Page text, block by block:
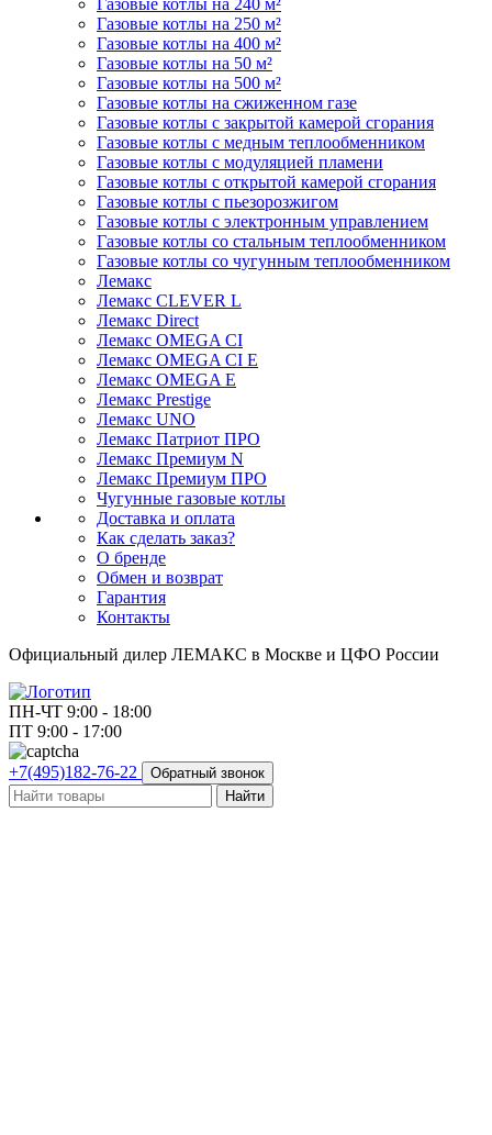
Газовые котлы на 240 м²
Газовые котлы на 250 м²
Газовые котлы на 400 м²
Газовые котлы на 50 м²
Газовые котлы на 500 м²
Газовые котлы на сжиженном газе
Газовые котлы с закрытой камерой сгорания
Газовые котлы с медным теплообменником
Газовые котлы с модуляцией пламени
Газовые котлы с открытой камерой сгорания
Газовые котлы с пьезорозжигом
Газовые котлы с электронным управлением
Газовые котлы со стальным теплообменником
Газовые котлы со чугунным теплообменником
Лемакс
Лемакс CLEVER L
Лемакс Direct
Лемакс OMEGA CI
Лемакс OMEGA CI E
Лемакс OMEGA E
Лемакс Prestige
Лемакс UNO
Лемакс Патриот ПРО
Лемакс Премиум N
Лемакс Премиум ПРО
Чугунные газовые котлы
Доставка и оплата
Как сделать заказ?
О бренде
Обмен и возврат
Гарантия
Контакты
Официальный дилер ЛЕМАКС в Москве и ЦФО России
ПН-ЧТ 9:00 - 18:00
ПТ 9:00 - 17:00
+7(495)182-76-22 Обратный звонок